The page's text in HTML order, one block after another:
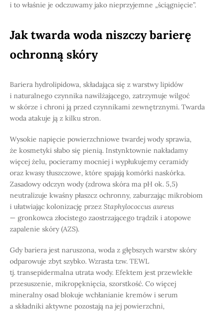
i to właśnie je odczuwamy jako nieprzyjemne „ściągnięcie”.
Jak twarda woda niszczy barierę
ochronną skóry
Bariera hydrolipidowa, składająca się z warstwy lipidów
i naturalnego czynnika nawilżającego, zatrzymuje wilgoć
w skórze i chroni ją przed czynnikami zewnętrznymi. Twarda
woda atakuje ją z kilku stron.
Wysokie napięcie powierzchniowe twardej wody sprawia,
że kosmetyki słabo się pienią. Instynktownie nakładamy
więcej żelu, pocieramy mocniej i wypłukujemy ceramidy
oraz kwasy tłuszczowe, które spajają komórki naskórka.
Zasadowy odczyn wody (zdrowa skóra ma pH ok. 5,5)
neutralizuje kwaśny płaszcz ochronny, zaburzając mikrobiom
i ułatwiając kolonizację przez Staphylococcus aureus
— gronkowca złocistego zaostrzającego trądzik i atopowe
zapalenie skóry (AZS).
Gdy bariera jest naruszona, woda z głębszych warstw skóry
odparowuje zbyt szybko. Wzrasta tzw. TEWL
tj. transepidermalna utrata wody. Efektem jest przewlekłe
przesuszenie, mikropęknięcia, szorstkość. Co więcej
mineralny osad blokuje wchłanianie kremów i serum
a składniki aktywne pozostają na jej powierzchni,